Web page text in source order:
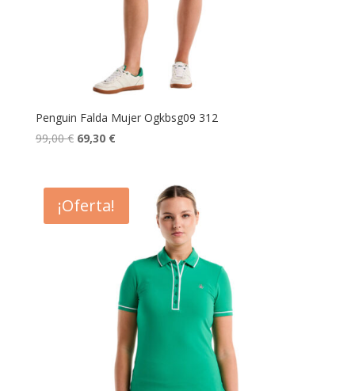
Penguin Falda Mujer Ogkbsg09 312
99,00€ El
era:
99,00 €.
69,30 €El
es:
¡Oferta!